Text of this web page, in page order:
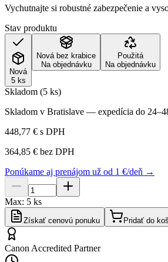
Vychutnajte si robustné zabezpečenie a
Stav produktu
Nová
5 ks
Nová bez krabice
Na objednávku
Použitá
Na objednávku
Skladom (5 ks)
Skladom v Bratislave — expedícia do
448,77 € s DPH
364,85 € bez DPH
Ponúkame aj prenájom už od 1 €/deň →
Max: 5 ks
Získať cenovú ponuku Pridať do
Canon Accredited Partner